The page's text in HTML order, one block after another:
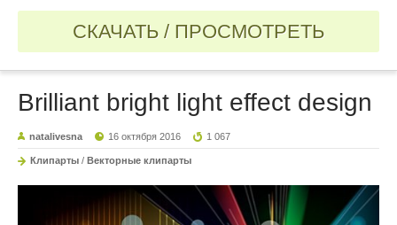
СКАЧАТЬ / ПРОСМОТРЕТЬ
Brilliant bright light effect design
natalivesna 16 октября 2016 1 067
Клипарты / Векторные клипарты